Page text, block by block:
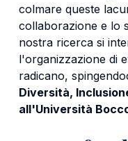
colmare queste
collaborazione e lo
nostra ricerca si
l'organizzazione di
radicano,
Diversità,
all'Università